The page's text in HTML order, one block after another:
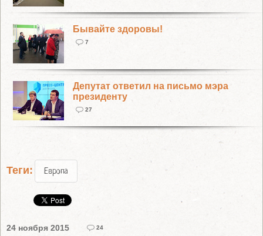
Бывайте здоровы!
7
Депутат ответил на письмо мэра
президенту
27
Теги: Европа
24 ноября 2015 24